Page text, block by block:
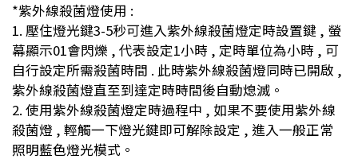
*紫外線殺菌燈使用 :
1. 壓住燈光鍵3-5秒可進入紫外線殺菌燈定時設置鍵 , 螢
幕顯示01會閃爍 , 代表設定1小時 , 定時單位為小時 , 可
自行設定所需殺菌時間 . 此時紫外線殺菌燈同時已開啟 ,
紫外線殺菌燈直至到達定時時間後自動熄滅。
2. 使用紫外線殺菌燈定時過程中 , 如果不要使用紫外線
殺菌燈 , 輕觸一下燈光鍵即可解除設定 , 進入一般正常
照明藍色燈光模式。